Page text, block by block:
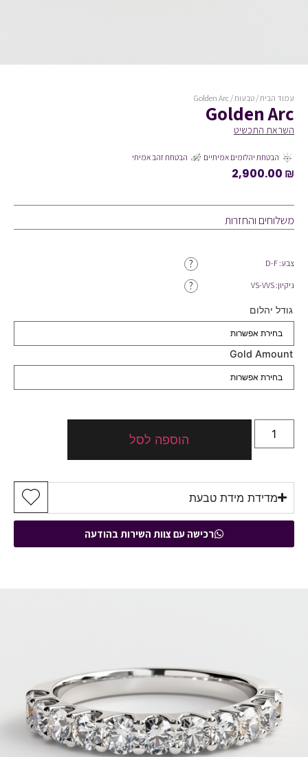
עמוד הבית / טבעות / Golden Arc
Golden Arc
השראת התכשיט
הבטחת יהלומים אמיתיים הבטחת זהב אמיתי
2,900.00 ₪
משלוחים והחזרות
צבע: D-F ?
ניקיון: VS-VVS ?
גודל יהלום
Gold Amount
הוספה לסל
מדידת מידת טבעת
רכישה עם צוות השירות בהודעה